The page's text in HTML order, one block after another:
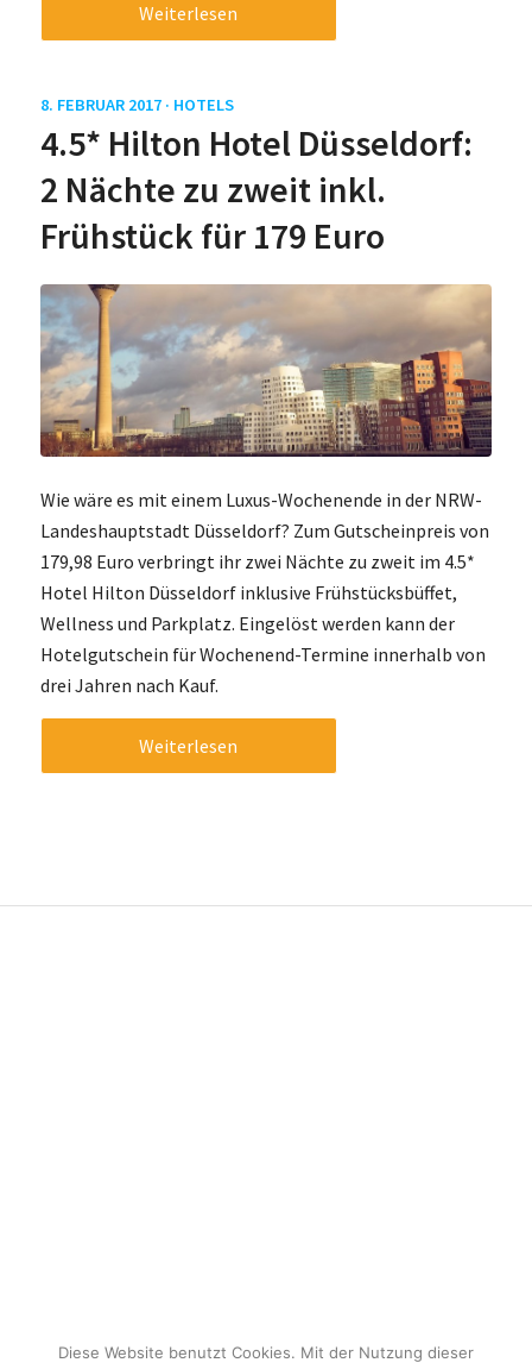
Weiterlesen
8. FEBRUAR 2017 · HOTELS
4.5* Hilton Hotel Düsseldorf:
2 Nächte zu zweit inkl.
Frühstück für 179 Euro
Wie wäre es mit einem Luxus-Wochenende in der NRW-
Landeshauptstadt Düsseldorf? Zum Gutscheinpreis von
179,98 Euro verbringt ihr zwei Nächte zu zweit im 4.5*
Hotel Hilton Düsseldorf inklusive Frühstücksbüffet,
Wellness und Parkplatz. Eingelöst werden kann der
Hotelgutschein für Wochenend-Termine innerhalb von
drei Jahren nach Kauf.
Weiterlesen
Diese Website benutzt Cookies. Mit der Nutzung dieser